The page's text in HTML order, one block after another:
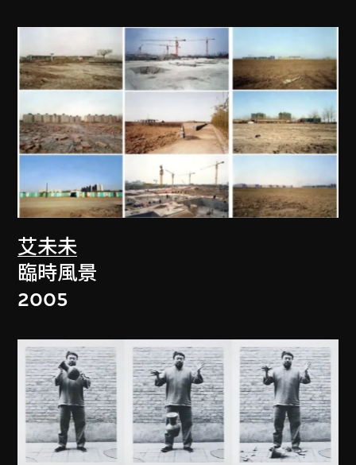
艾未未
臨時風景
2005